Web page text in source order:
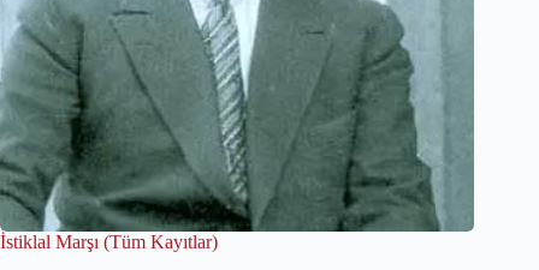
İstiklal Marşı (Tüm Kayıtlar)